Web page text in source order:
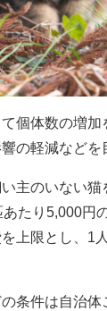
個体数の増
の軽減などを
主のいない
たり5,000円
上限とし、1
条件は自治